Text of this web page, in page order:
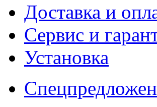
Доставка и
Сервис и
Установка